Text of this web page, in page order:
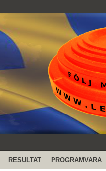
RESULTAT PROGRAMVARA